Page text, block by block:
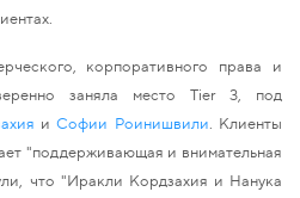
корпоративного права и
заняла место Tier3 , под
иСофии Роинишвили . Клиенты
"поддерживающая и внимательная
что "Иракли Кордзахия и Нанука